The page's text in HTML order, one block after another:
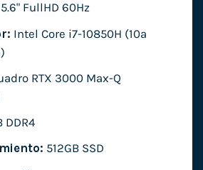
FullHD 60Hz
Intel Core i7-10850H (10ª
RTX 3000 Max-Q
DDR4
512GB SSD